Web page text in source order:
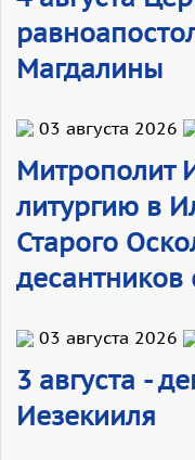
Магдалины
03 августа 2026
Митрополит
литургию в
Старого
03 августа 2026
3 августа -
Иезекииля